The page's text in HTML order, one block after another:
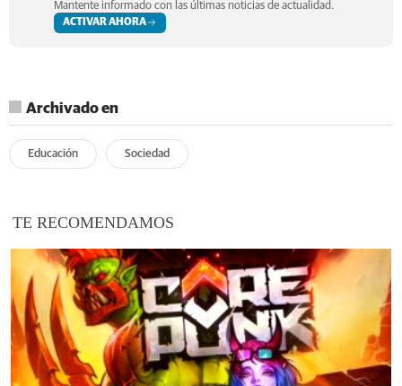
Mantente informado con las últimas noticias de actualidad.
ACTIVAR AHORA
Archivado en
Educación Sociedad
TE RECOMENDAMOS